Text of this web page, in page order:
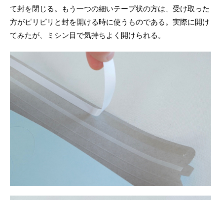
て封を閉じる。もう一つの細いテープ状の方は、受け取った
方がピリピリと封を開ける時に使うものである。実際に開け
てみたが、ミシン目で気持ちよく開けられる。